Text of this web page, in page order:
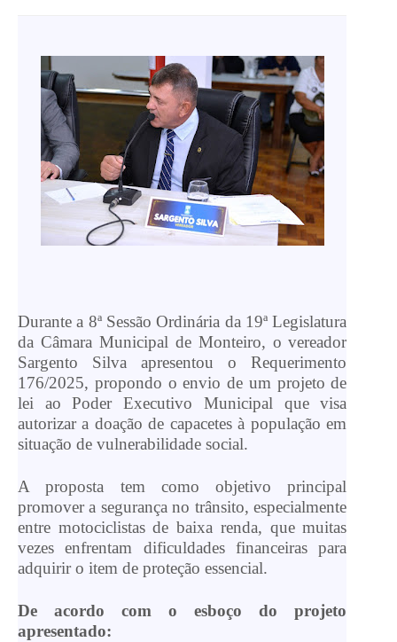
Durante a 8ª Sessão Ordinária da 19ª Legislatura
da Câmara Municipal de Monteiro, o vereador
Sargento Silva apresentou o Requerimento
176/2025, propondo o envio de um projeto de
lei ao Poder Executivo Municipal que visa
autorizar a doação de capacetes à população em
situação de vulnerabilidade social.
A proposta tem como objetivo principal
promover a segurança no trânsito, especialmente
entre motociclistas de baixa renda, que muitas
vezes enfrentam dificuldades financeiras para
adquirir o item de proteção essencial.
De acordo com o esboço do projeto
apresentado: